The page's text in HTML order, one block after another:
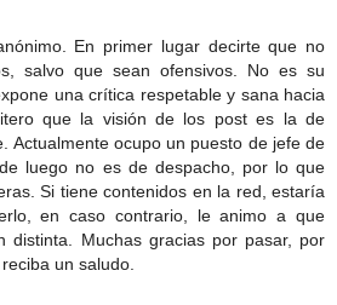
En primer lugar decirte que no
salvo que sean ofensivos. No es su
una crítica respetable y sana hacia
que la visión de los post es la de
Actualmente ocupo un puesto de jefe de
luego no es de despacho, por lo que
Si tiene contenidos en la red, estaría
en caso contrario, le animo a que
distinta. Muchas gracias por pasar, por
un saludo.